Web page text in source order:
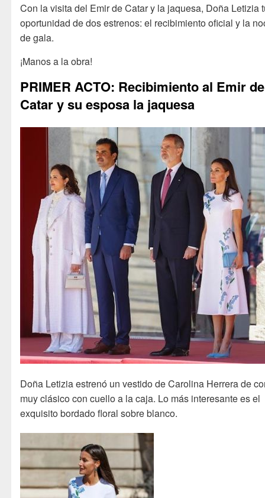
Con la visita del Emir de Catar y la jaquesa, Doña Letizia
oportunidad de dos estrenos: el recibimiento oficial y la
de gala.
¡Manos a la obra!
PRIMER ACTO: Recibimiento al Emir de
Catar y su esposa la jaquesa
Doña Letizia estrenó un vestido de Carolina Herrera de
muy clásico con cuello a la caja. Lo más interesante es el
exquisito bordado floral sobre blanco.